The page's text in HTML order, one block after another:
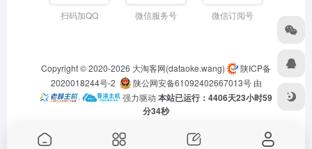
扫码加QQ 微信服务号 微信订阅号
Copyright © 2020-2026 大淘客网(dataoke.wang)
陕ICP备
2020018244号-2
陕公网安备61092402667013号由
·
强力驱动 本站已运行：4406天23小时59
分34秒